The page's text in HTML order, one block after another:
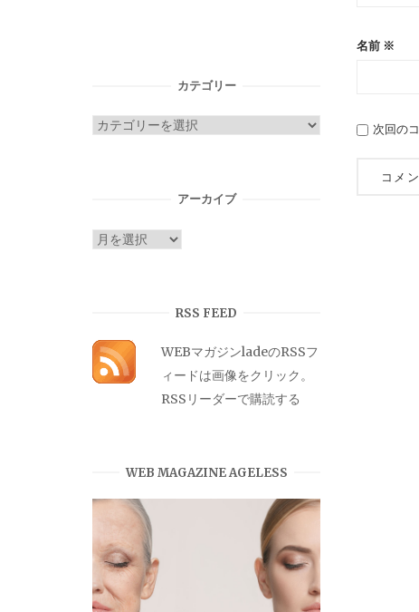
名前 ※
次回の
カテゴリー
カ
アーカイブ
ア
RSS FEED
WEBマガジンladeのRSSフ
ィードは画像をクリック。
RSSリーダーで購読する
WEB MAGAZINE AGELESS